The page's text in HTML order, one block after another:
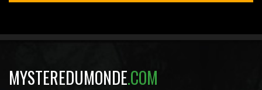
MYSTEREDUMONDE.COM